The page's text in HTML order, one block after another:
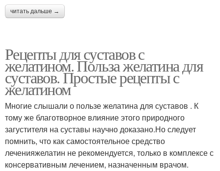
читать дальше →
Рецепты для суставов с
желатином. Польза желатина для
суставов. Простые рецепты с
желатином
Многие слышали о пользе желатина для суставов . К
тому же благотворное влияние этого природного
загустителя на суставы научно доказано.Но следует
помнить, что как самостоятельное средство
леченияжелатин не рекомендуется, только в комплексе с
консервативным лечением, назначенным врачом.